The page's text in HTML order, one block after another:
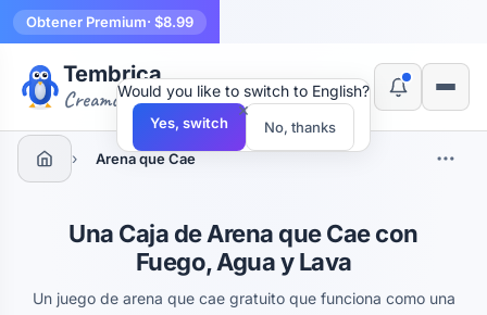
Obtener Premium· $8.99
Tembrica
Creamos herramientas
› Arena que Cae
Una Caja de Arena que Cae con
Fuego, Agua y Lava
Un juego de arena que cae gratuito que funciona como una
×
Would you like to switch to English?
Yes, switch No, thanks